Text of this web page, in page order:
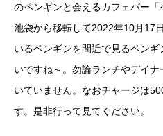
のペンギンと会えるカフェバー
池袋から移転して2022年10月17
いるペンギンを間近で見るペン
いですね～。勿論ランチやデイ
いていません。なおチャージは
す。是非行って見てください。